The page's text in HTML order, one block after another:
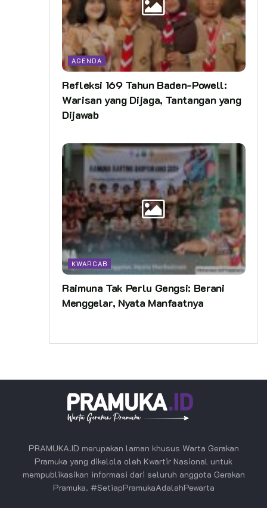
AGENDA
Refleksi 169 Tahun Baden-Powell:
Warisan yang Dijaga, Tantangan yang
Dijawab
KWARCAB
Raimuna Tak Perlu Gengsi: Berani
Menggelar, Nyata Manfaatnya
PRAMUKA.ID merupakan laman khusus Warta Gerakan
Pramuka yang dikelola oleh Kwartir Nasional untuk
mempublikasikan informasi dari seluruh anggota Gerakan
Pramuka. #SetiapPramukaAdalahPewarta